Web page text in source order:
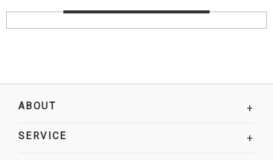
ABOUT +
SERVICE +